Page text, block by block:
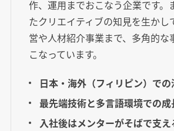
作、運用までおこなう企業です。
たクリエイティブの知見を生かし
営や人材紹介事業まで、多角的な
こなっています。
日本・海外（フィリピン）で
最先端技術と多言語環境での成
入社後はメンターがそばで支